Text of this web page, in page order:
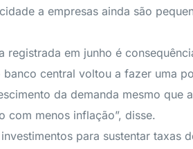
a empresas ainda são
em junho é
central voltou a fazer uma
da demanda mesmo que
com menos inflação”, disse.
para sustentar taxas